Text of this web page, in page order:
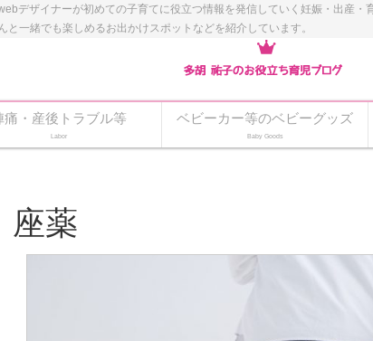
デザイナーが初めての子育てに役立つ情報を発信していく妊娠・出産
一緒でも楽しめるお出かけスポットなどを紹介しています。
痛・産後トラブル等
Labor
ベビーカー等のベビーグッズ
Baby Goods
座薬